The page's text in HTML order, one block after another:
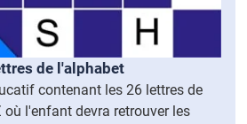
de l'alphabet
contenant les 26 lettres de
où l'enfant devra retrouver les